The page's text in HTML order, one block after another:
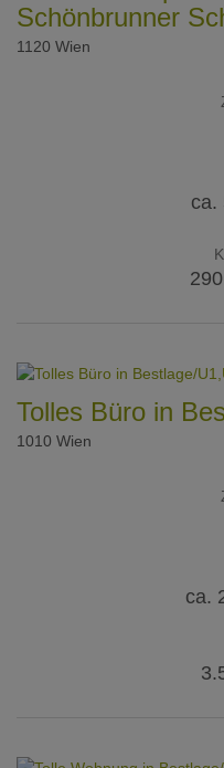
Schönbrunner
1120 Wien
ca.
Tolles Büro in
1010 Wien
ca.